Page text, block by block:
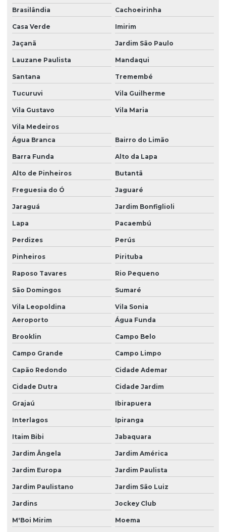
Brasilândia
Cachoeirinha
Casa Verde Imirim
Jaçanã Jardim São Paulo
Lauzane Paulista Mandaqui
Santana Tremembé
Tucuruvi Vila Guilherme
Vila Gustavo Vila Maria
Vila Medeiros
Água Branca
Bairro do Limão
Barra Funda Alto da Lapa
Alto de Pinheiros Butantã
Freguesia do Ó Jaguaré
Jaraguá Jardim Bonfiglioli
Lapa Pacaembú
Perdizes Perús
Pinheiros Pirituba
Raposo Tavares Rio Pequeno
São Domingos Sumaré
Vila Leopoldina
Vila Sonia
Aeroporto
Água Funda
Brooklin Campo Belo
Campo Grande Campo Limpo
Capão Redondo Cidade Ademar
Cidade Dutra Cidade Jardim
Grajaú Ibirapuera
Interlagos Ipiranga
Itaim Bibi Jabaquara
Jardim Ângela Jardim América
Jardim Europa Jardim Paulista
Jardim Paulistano Jardim São Luiz
Jardins Jockey Club
M'Boi Mirim Moema